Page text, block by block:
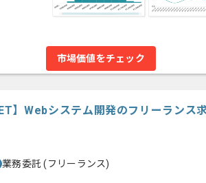
市場価値をチェック
】Webシステム開発のフリーランス
業務委託(フリーランス)